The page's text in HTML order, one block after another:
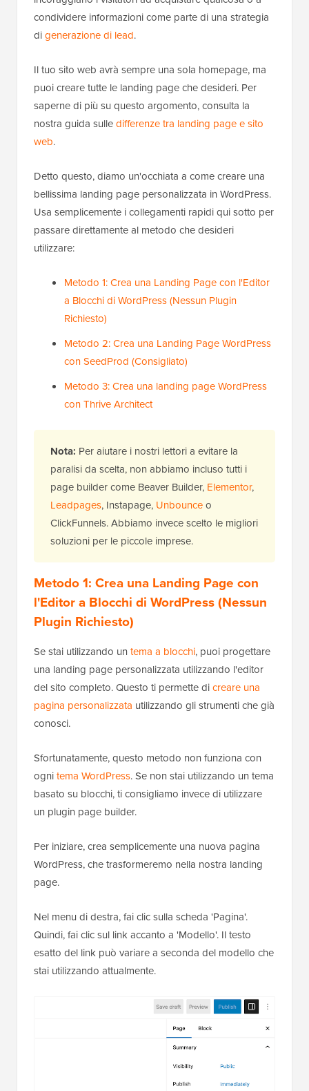
condividere informazioni come parte di una strategia
digenerazione di lead.
Il tuo sito web avrà sempre una sola homepage, ma
puoi creare tutte le landing page che desideri. Per
saperne di più su questo argomento, consulta la
nostra guida sulledifferenze tra landing page e sito
web.
Detto questo, diamo un'occhiata a come creare una
bellissima landing page personalizzata in WordPress.
Usa semplicemente i collegamenti rapidi qui sotto per
passare direttamente al metodo che desideri
utilizzare:
Metodo 1: Crea una Landing Page con l'Editor
a Blocchi di WordPress (Nessun Plugin
Richiesto)
Metodo 2: Crea una Landing Page WordPress
con SeedProd (Consigliato)
Metodo 3: Crea una landing page WordPress
con Thrive Architect
Nota: Per aiutare i nostri lettori a evitare la
paralisi da scelta, non abbiamo incluso tutti i
page builder come Beaver Builder, Elementor,
Leadpages, Instapage, Unbounceo
ClickFunnels. Abbiamo invece scelto le migliori
soluzioni per le piccole imprese.
Metodo 1: Crea una Landing Page con
l'Editor a Blocchi di WordPress (Nessun
Plugin Richiesto)
Se stai utilizzando un tema a blocchi, puoi progettare
una landing page personalizzata utilizzando l'editor
del sito completo. Questo ti permette dicreare una
pagina personalizzata utilizzando gli strumenti che già
conosci.
Sfortunatamente, questo metodo non funziona con
ognitema WordPress. Se non stai utilizzando un tema
basato su blocchi, ti consigliamo invece di utilizzare
un plugin page builder.
Per iniziare, crea semplicemente una nuova pagina
WordPress, che trasformeremo nella nostra landing
page.
Nel menu di destra, fai clic sulla scheda 'Pagina'.
Quindi, fai clic sul link accanto a 'Modello'. Il testo
esatto del link può variare a seconda del modello che
stai utilizzando attualmente.